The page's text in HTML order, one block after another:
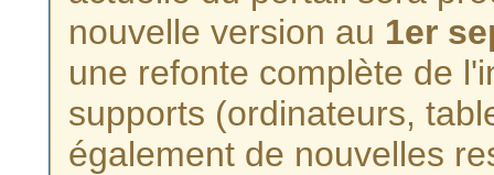
nouvelle version au 1er
une refonte complète de
supports (ordinateurs,
également de nouvelles